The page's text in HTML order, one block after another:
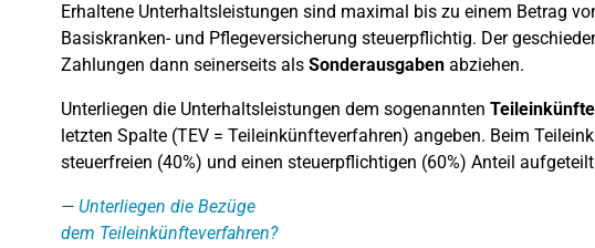
Erhaltene Unterhaltsleistungen sind maximal bis zu einem Betrag
Basiskranken- und Pflegeversicherung steuerpflichtig. Der
Zahlungen dann seinerseits als Sonderausgabenabziehen.
Unterliegen die Unterhaltsleistungen dem sogenannten
letzten Spalte (TEV = Teileinkünfteverfahren) angeben. Beim
steuerfreien (40%) und einen steuerpflichtigen (60%) Anteil
Unterliegen die Bezüge
dem Teileinkünfteverfahren?